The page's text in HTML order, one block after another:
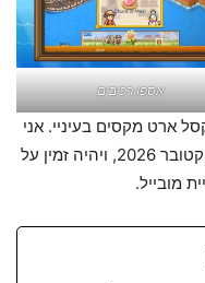
אספו רכיבים
ארט מקסים בעיניי. אני
מחכה לנסות אותו כשהוא יצר ב-23 באוקטובר 2026, ויהיה זמין על
מובייל.